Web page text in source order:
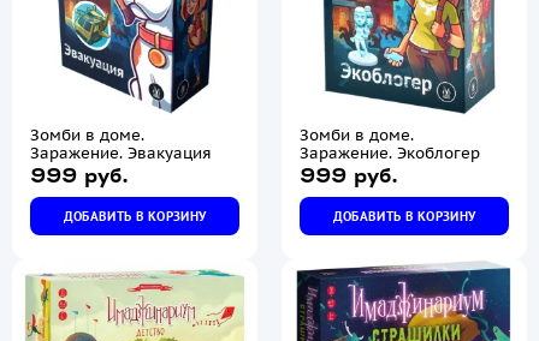
Зомби в доме.
Заражение. Эвакуация
999 руб.
ДОБАВИТЬ В КОРЗИНУ
Зомби в доме.
Заражение. Экоблогер
999 руб.
ДОБАВИТЬ В КОРЗИНУ